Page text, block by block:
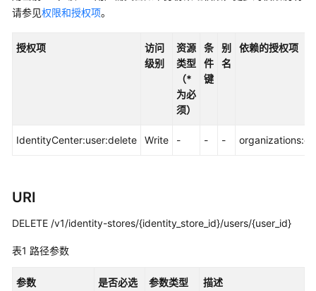
门
用
参
前
读
请参见权限和授权项。
授权项
访问
级别
资源
类型
（*
为必
须）
条
件
键
别
名
依赖的授权项
IdentityCenter:user:delete Write - - -
URI
DELETE /v1/identity-stores/{identity_store_id}/users/{user_id}
表1 路径参数
参数 是否必选 参数类型 描述